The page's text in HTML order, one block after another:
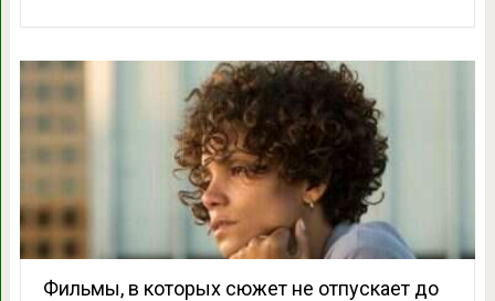
Фильмы, в которых сюжет не отпускает до